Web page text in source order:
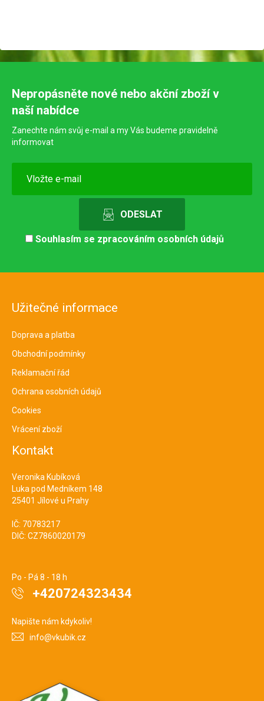
Nepropásněte nové nebo akční zboží v
naší nabídce
Zanechte nám svůj e-mail a my Vás budeme pravidelně
informovat
Souhlasím se zpracováním osobních údajů
Užitečné informace
Doprava a platba
Obchodní podmínky
Reklamační řád
Ochrana osobních údajů
Cookies
Vrácení zboží
Kontakt
Veronika Kubíková
Luka pod Medníkem 148
25401 Jílové u Prahy
IČ: 70783217
DIČ: CZ7860020179
Po - Pá 8 - 18 h
+420724323434
Napište nám kdykoliv!
info@vkubik.cz